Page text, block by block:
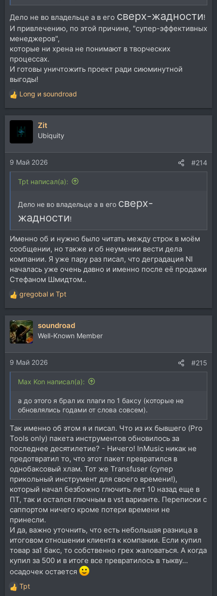
Дело не во владельце а в его сверх-жадности!
И привлечению, по этой причине, "супер-эффективных
менеджеров",
которые ни хрена не понимают в творческих
процессах.
И готовы уничтожить проект ради сиюминутной
выгоды!
Р
е
а
и
и
:
Long и soundroad
Zit
Ubiquity
9 Май 2026 #214
Tpt написал(а):
Дело не во владельце а в его сверх-
жадности!
Именно об и нужно было читать между строк в моём
сообщении, но также и об неумении вести дела
компании. Я уже пару раз писал, что деградация NI
началась уже очень давно и именно после её продажи
Стефаном Шмидтом..
Р
е
а
к
ц
и
и
:
gregobal и Tpt
soundroad
Well-Known Member
9 Май 2026 #215
Max Kon написал(а):
а до этого я брал их плаги по 1 баксу (которые не
обновлялись годами от слова совсем).
Так именно об этом я и писал. Что из их бывшего (Pro
Tools only) пакета инструментов обновилось за
последнее десятилетие? - Ничего! InMusic никак не
предотвратил то, что этот пакет превратился в
однобаксовый хлам. Тот же Transfuser (супер
прикольный инструмент для своего времени!),
который начал безбожно глючить лет 10 назад еще в
ПТ, так и остался глючным в vst варианте. Переписки с
саппортом ничего кроме потери времени не
принесли.
И да, важно уточнить, что есть небольшая разница в
итоговом отношении клиента к компании. Если купил
товар за1 бакс, то собственно грех жаловаться. А когда
купил за 500 и в итоге все превратилось в тыкву...
осадочек остается
Р
Tpt